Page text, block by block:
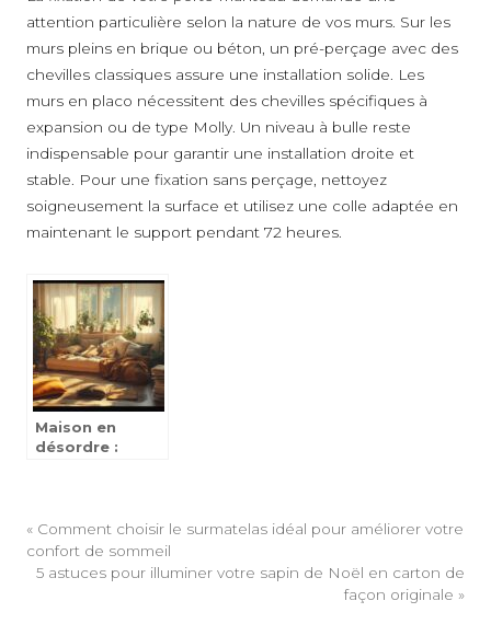
attention particulière selon la nature de vos murs. Sur les
murs pleins en brique ou béton, un pré-perçage avec des
chevilles classiques assure une installation solide. Les
murs en placo nécessitent des chevilles spécifiques à
expansion ou de type Molly. Un niveau à bulle reste
indispensable pour garantir une installation droite et
stable. Pour une fixation sans perçage, nettoyez
soigneusement la surface et utilisez une colle adaptée en
maintenant le support pendant 72 heures.
Maison en
désordre :
chaos quotidien
?
« Comment choisir le surmatelas idéal pour améliorer votre
confort de sommeil
5 astuces pour illuminer votre sapin de Noël en carton de
façon originale »